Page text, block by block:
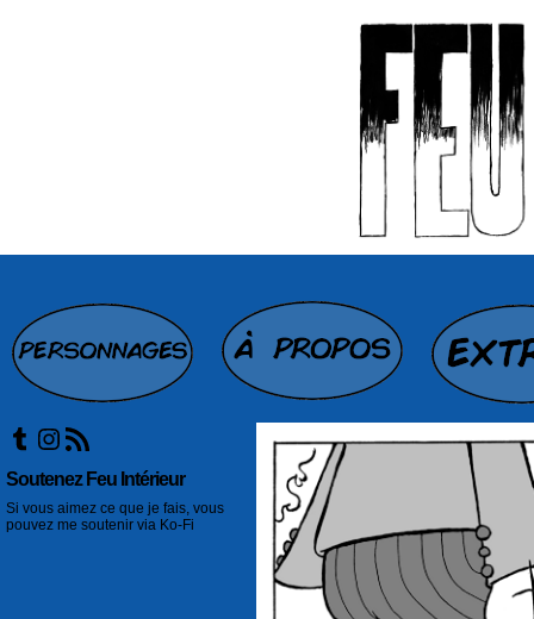
Tumblr
Instagram
Flux RSS
Soutenez Feu Intérieur
Si vous aimez ce que je fais, vous
pouvez me soutenir via Ko-Fi